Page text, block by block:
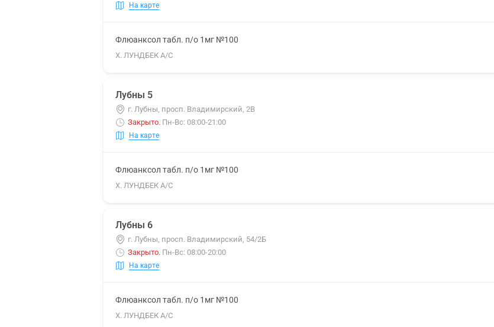
На карте
Флюанксол табл. п/о 1мг №100
Х. ЛУНДБЕК А/С
Лубны 5
г. Лубны, просп. Владимирский, 2В
Закрыто. Пн-Вс: 08:00-21:00
На карте
Флюанксол табл. п/о 1мг №100
Х. ЛУНДБЕК А/С
Лубны 6
г. Лубны, просп. Владимирский, 54/2Б
Закрыто. Пн-Вс: 08:00-20:00
На карте
Флюанксол табл. п/о 1мг №100
Х. ЛУНДБЕК А/С